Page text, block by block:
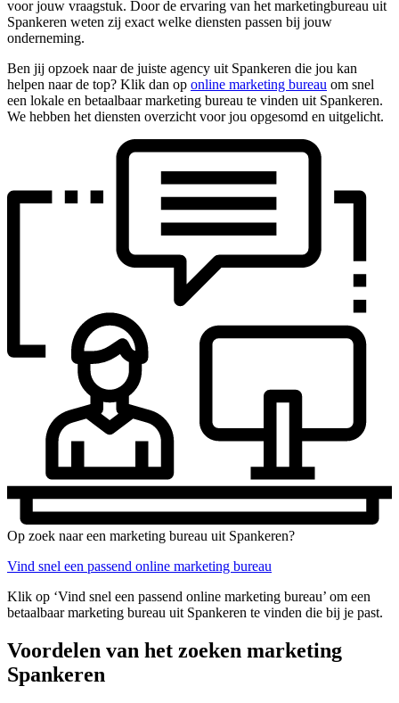
voor jouw vraagstuk. Door de ervaring van het marketingbureau uit
Spankeren weten zij exact welke diensten passen bij jouw
onderneming.
Ben jij opzoek naar de juiste agency uit Spankeren die jou kan
helpen naar de top? Klik dan op online marketing bureau om snel
een lokale en betaalbaar marketing bureau te vinden uit Spankeren.
We hebben het diensten overzicht voor jou opgesomd en uitgelicht.
Op zoek naar een marketing bureau uit Spankeren?
Vind snel een passend online marketing bureau
Klik op ‘Vind snel een passend online marketing bureau’ om een
betaalbaar marketing bureau uit Spankeren te vinden die bij je past.
Voordelen van het zoeken marketing
Spankeren